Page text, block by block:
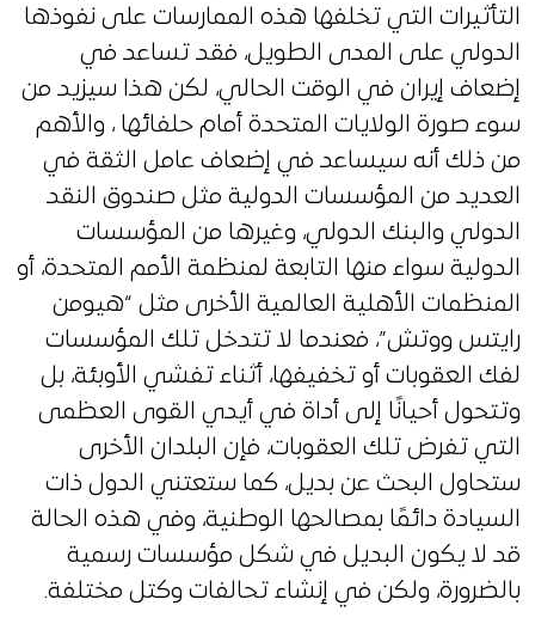
التأثيرات التي تخلفها هذه الممارسات على نفوذها
الدولي على المدى الطويل، فقد تساعد في
إضعاف إيران في الوقت الحالي، لكن هذا سيزيد من
سوء صورة الولايات المتحدة أمام حلفائها ، والأهم
من ذلك أنه سيساعد في إضعاف عامل الثقة في
العديد من المؤسسات الدولية مثل صندوق النقد
الدولي والبنك الدولي، وغيرها من المؤسسات
الدولية سواء منها التابعة لمنظمة الأمم المتحدة، أو
المنظمات الأهلية العالمية الأخرى مثل “هيومن
رايتس ووتش”، فعندما لا تتدخل تلك المؤسسات
لفك العقوبات أو تخفيفها، أثناء تفشي الأوبئة، بل
وتتحول أحيانًا إلى أداة في أيدي القوى العظمى
التي تفرض تلك العقوبات، فإن البلدان الأخرى
ستحاول البحث عن بديل، كما ستعتني الدول ذات
السيادة دائمًا بمصالحها الوطنية، وفي هذه الحالة
قد لا يكون البديل في شكل مؤسسات رسمية
بالضرورة، ولكن في إنشاء تحالفات وكتل مختلفة.